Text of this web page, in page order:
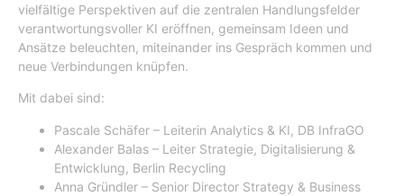
vielfältige Perspektiven auf die zentralen Handlungsfelder
verantwortungsvoller KI eröffnen, gemeinsam Ideen und
Ansätze beleuchten, miteinander ins Gespräch kommen und
neue Verbindungen knüpfen. ​
Mit dabei sind: ​
Pascale Schäfer – Leiterin Analytics & KI, DB InfraGO ​
Alexander Balas – Leiter Strategie, Digitalisierung &
Entwicklung, Berlin Recycling ​
Anna Gründler – Senior Director Strategy & Business